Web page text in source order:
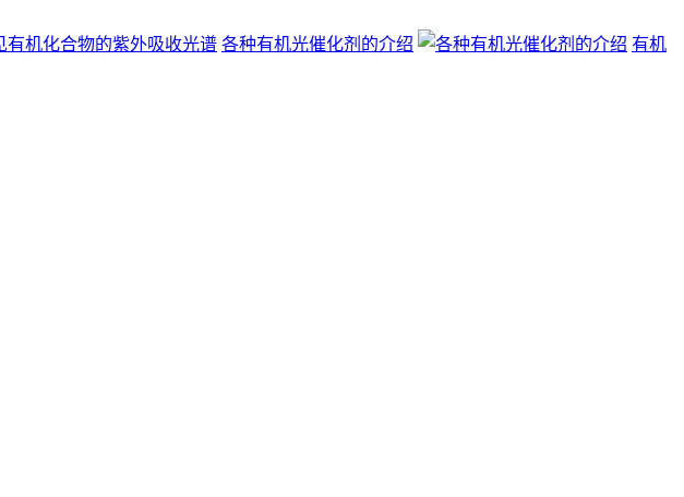
各种有机光催化剂的介绍
有机